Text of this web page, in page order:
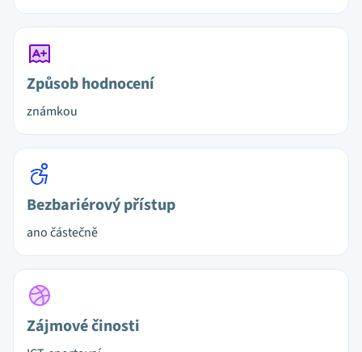
Způsob hodnocení
známkou
Bezbariérový přístup
ano částečně
Zájmové činosti